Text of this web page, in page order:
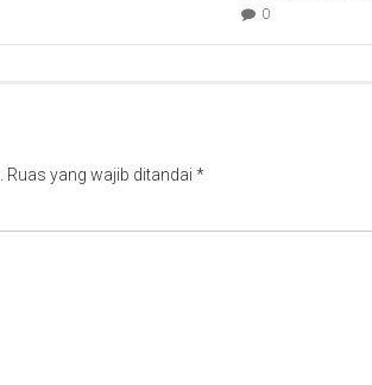
0
Ruas yang wajib ditandai *